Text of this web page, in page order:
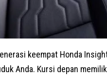
keempat Honda
Anda. Kursi depan